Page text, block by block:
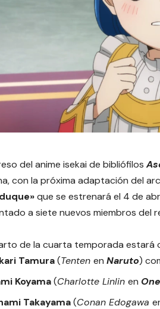
del anime isekai de bibliófilos
con la próxima adaptación del
que se estrenará el 4 de
a siete nuevos miembros del
de la cuarta temporada estará
Tamura(Tenten en Naruto)
Koyama(Charlotte Linlin en
Takayama(Conan Edogawa